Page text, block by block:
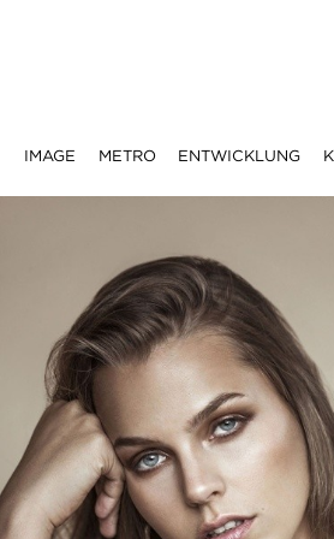
IMAGE METRO ENTWICKLUNG